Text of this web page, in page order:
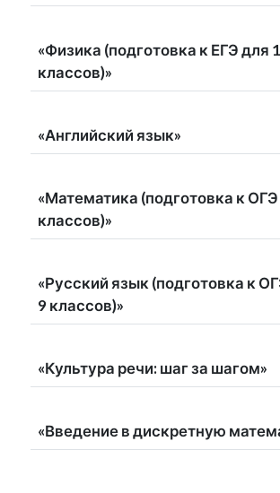
«Физика (подготовка к ЕГЭ для
классов)»
«Английский язык»
«Математика (подготовка к
классов)»
«Русский язык (подготовка к
9 классов)»
«Культура речи: шаг за шагом»
«Введение в дискретную